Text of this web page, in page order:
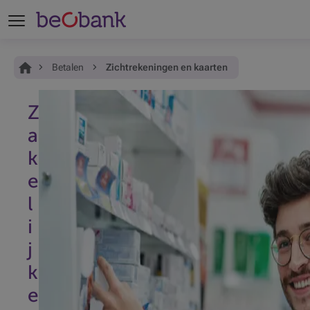
Je bent hier:
Home Betalen Zichtrekeningen en kaarten
Z
a
k
e
l
i
j
k
e